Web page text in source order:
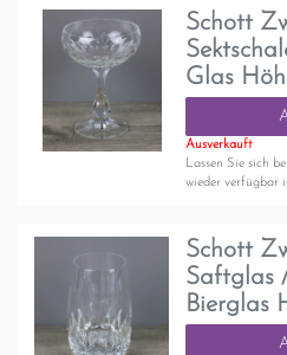
Schott
Glas
Ausverkauft
Lassen Sie sich
wieder verfügbar
Schott
Saftglas
Bierglas